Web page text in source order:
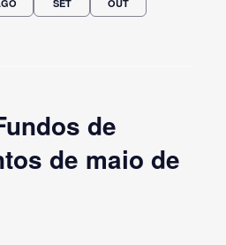
SET OUT
de
de maio de